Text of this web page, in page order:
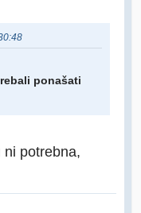
ponašati
potrebna,